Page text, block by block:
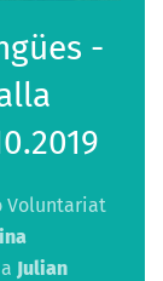
-
Voluntariat
Julian